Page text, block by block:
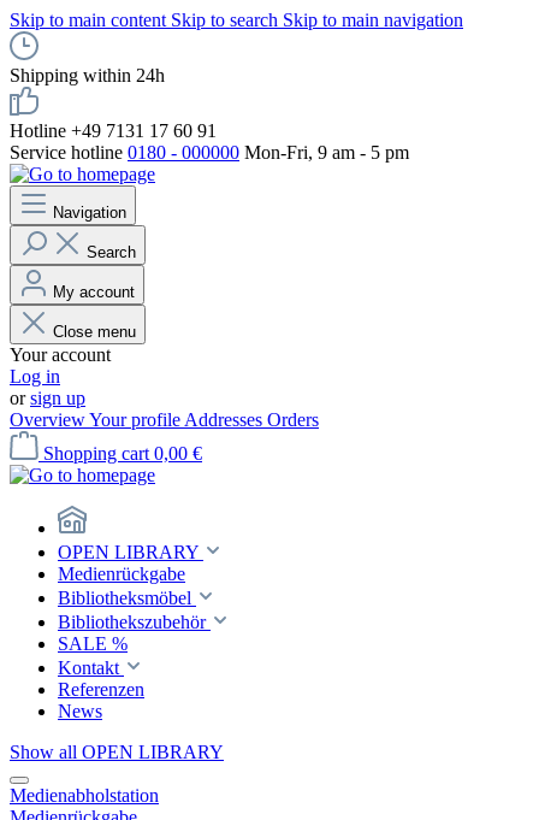
Skip to main content Skip to search Skip to main navigation
Shipping within 24h
Hotline +49 7131 17 60 91
Service hotline 0180 - 000000 Mon-Fri, 9 am - 5 pm
Navigation
Search
My account
Close menu
Your account
Log in
orsign up
OverviewYour profile Addresses Orders
Shopping cart 0,00 €
OPEN LIBRARY
Medienrückgabe
Bibliotheksmöbel
Bibliothekszubehör
SALE %
Kontakt
Referenzen
News
Show all OPEN LIBRARY
Medienabholstation